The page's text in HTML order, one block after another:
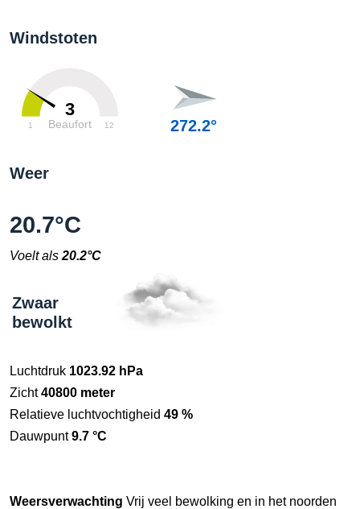
Windstoten
3
Beaufort
1 12 272.2°
Weer
20.7°C
Voelt als 20.2°C
Zwaar
bewolkt
Luchtdruk 1023.92 hPa
Zicht40800 meter
Relatieve luchtvochtigheid 49 %
Dauwpunt9.7 °C
Weersverwachting Vrij veel bewolking en in het noorden